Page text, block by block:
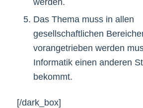
Das Thema muss in allen
gesellschaftlichen
vorangetrieben werden
Informatik einen anderen
bekommt.
[/dark_box]